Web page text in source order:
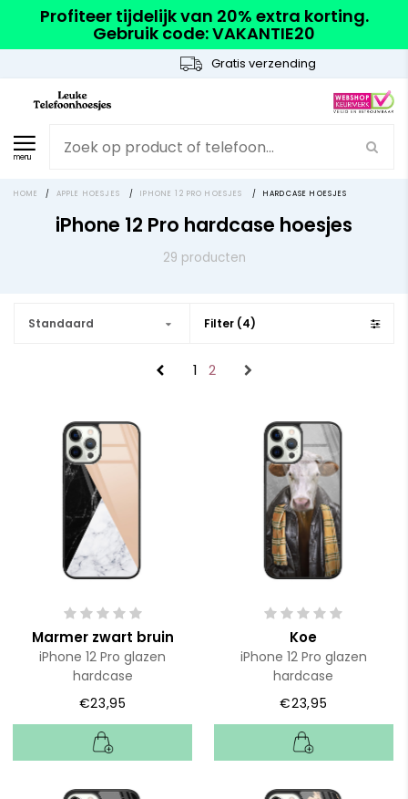
Profiteer tijdelijk van 20% extra korting.
Gebruik code: VAKANTIE20
Gratis verzending
menu
HOME / APPLE HOESJES / IPHONE 12 PRO HOESJES / HARDCASE HOESJES
iPhone 12 Pro hardcase hoesjes
29 producten
Standaard Filter (4)
1 2
Marmer zwart bruin
iPhone 12 Pro glazen
hardcase
€23,95
Koe
iPhone 12 Pro glazen
hardcase
€23,95